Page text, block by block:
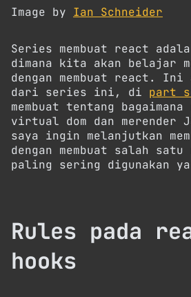
Image by Ian Schneider
Series membuat react
dimana kita akan belajar
dengan membuat react.
dari series ini, di part
membuat tentang bagaimana
virtual dom dan
saya ingin melanjutkan
dengan membuat salah
paling sering digunakan
Rules pada
hooks